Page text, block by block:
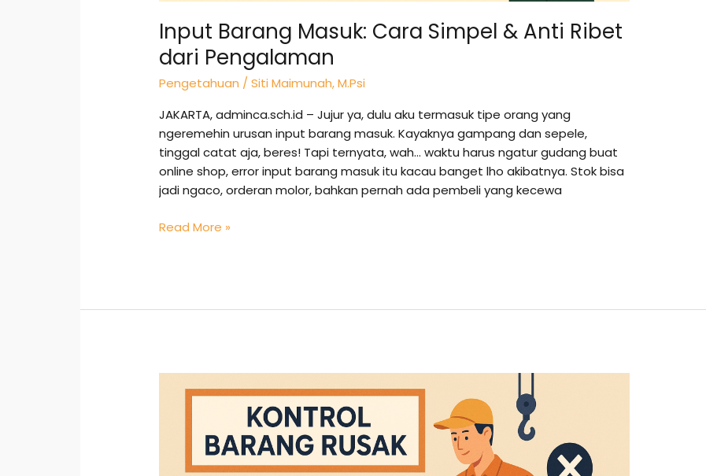
Input Barang Masuk: Cara Simpel & Anti Ribet
dari Pengalaman
Pengetahuan /Siti Maimunah, M.Psi
JAKARTA, adminca.sch.id – Jujur ya, dulu aku termasuk tipe orang yang
ngeremehin urusan input barang masuk. Kayaknya gampang dan sepele,
tinggal catat aja, beres! Tapi ternyata, wah… waktu harus ngatur gudang buat
online shop, error input barang masuk itu kacau banget lho akibatnya. Stok bisa
jadi ngaco, orderan molor, bahkan pernah ada pembeli yang kecewa
Read More »
Barang